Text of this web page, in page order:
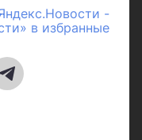
-
в избранные